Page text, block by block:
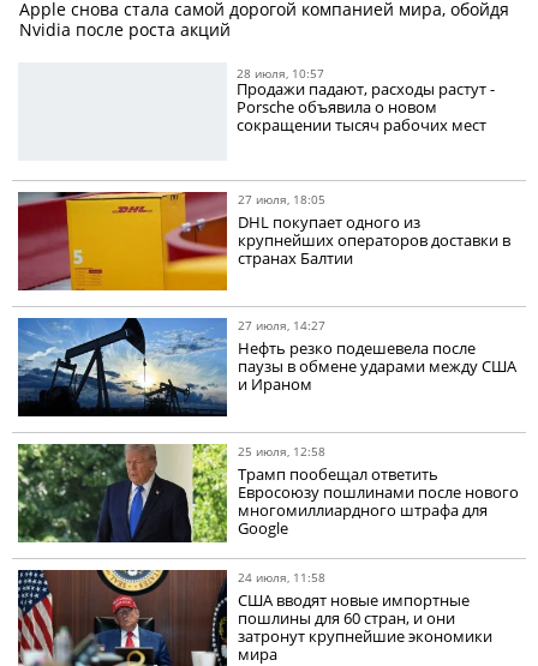
Apple снова стала самой дорогой компанией мира, обойдя
Nvidia после роста акций
28 июля, 10:57
Продажи падают, расходы растут -
Porsche объявила о новом
сокращении тысяч рабочих мест
27 июля, 18:05
DHL покупает одного из
крупнейших операторов доставки в
странах Балтии
27 июля, 14:27
Нефть резко подешевела после
паузы в обмене ударами между США
и Ираном
25 июля, 12:58
Трамп пообещал ответить
Евросоюзу пошлинами после нового
многомиллиардного штрафа для
Google
24 июля, 11:58
США вводят новые импортные
пошлины для 60 стран, и они
затронут крупнейшие экономики
мира